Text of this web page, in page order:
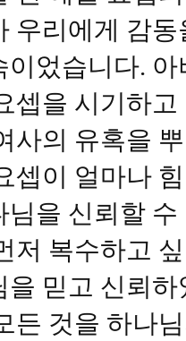
우리에게 감
이었습니다.
셉을 시기하
사의 유혹을
셉이 얼마나
님을 신뢰할
저 복수하고
을 믿고 신뢰
든 것을 하나